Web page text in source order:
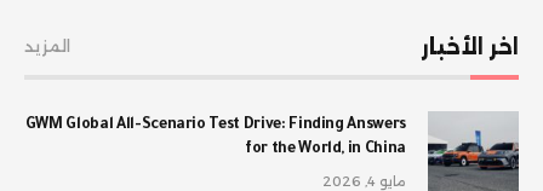
اخر الأخبار المزيد
GWM Global All-Scenario Test Drive: Finding Answers
for the World, in China
مايو 4, 2026